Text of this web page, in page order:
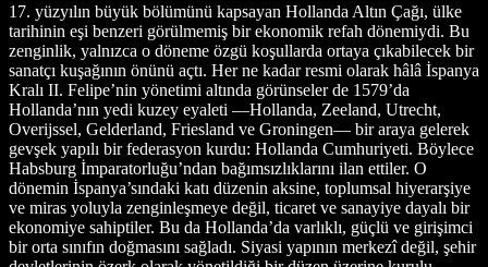
17. yüzyılın büyük bölümünü kapsayan Hollanda Altın Çağı, ülke
tarihinin eşi benzeri görülmemiş bir ekonomik refah dönemiydi. Bu
zenginlik, yalnızca o döneme özgü koşullarda ortaya çıkabilecek bir
sanatçı kuşağının önünü açtı. Her ne kadar resmi olarak hâlâ İspanya
Kralı II. Felipe’nin yönetimi altında görünseler de 1579’da
Hollanda’nın yedi kuzey eyaleti —Hollanda, Zeeland, Utrecht,
Overijssel, Gelderland, Friesland ve Groningen— bir araya gelerek
gevşek yapılı bir federasyon kurdu: Hollanda Cumhuriyeti. Böylece
Habsburg İmparatorluğu’ndan bağımsızlıklarını ilan ettiler. O
dönemin İspanya’sındaki katı düzenin aksine, toplumsal hiyerarşiye
ve miras yoluyla zenginleşmeye değil, ticaret ve sanayiye dayalı bir
ekonomiye sahiptiler. Bu da Hollanda’da varlıklı, güçlü ve girişimci
bir orta sınıfın doğmasını sağladı. Siyasi yapının merkezî değil, şehir